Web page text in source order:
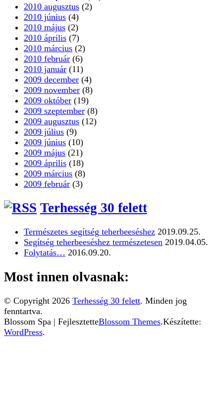
2010 augusztus (2)
2010 június (4)
2010 május (2)
2010 április (7)
2010 március (2)
2010 február (6)
2010 január (11)
2009 december (4)
2009 november (8)
2009 október (19)
2009 szeptember (8)
2009 augusztus (12)
2009 július (9)
2009 június (10)
2009 május (21)
2009 április (18)
2009 március (8)
2009 február (3)
Terhesség 30 felett
Természetes segítség teherbeeséshez 2019.09.25.
Segítség teherbeeséshez természetesen 2019.04.05.
Folytatás… 2016.09.20.
Most innen olvasnak:
© Copyright 2026 Terhesség 30 felett. Minden jog
fenntartva.
Blossom Spa | FejlesztetteBlossom Themes.Készítette:
WordPress.